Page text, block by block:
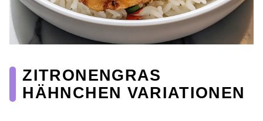
ZITRONENGRAS
HÄHNCHEN VARIATIONEN